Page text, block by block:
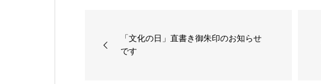
「文化の日」直書き御朱印のお知らせ
です